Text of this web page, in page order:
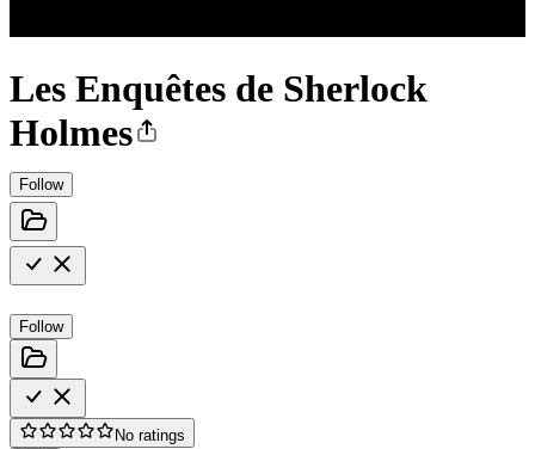
Les Enquêtes de Sherlock
Holmes
Follow
Follow
No ratings